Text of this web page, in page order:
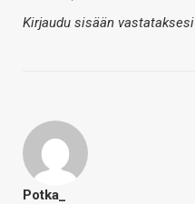
Kirjaudu sisään vastataksesi
Potka_